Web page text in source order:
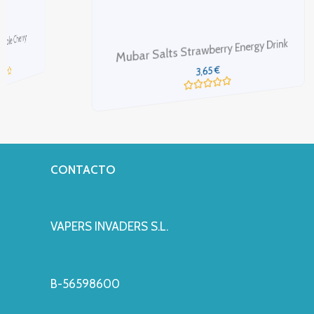
Mubar Salts Strawberry Energy Drink
CONTACTO
VAPERS INVADERS S.L.
B-56598600